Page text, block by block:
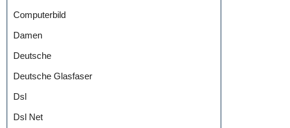
Computerbild
Damen
Deutsche
Deutsche Glasfaser
Dsl
Dsl Net